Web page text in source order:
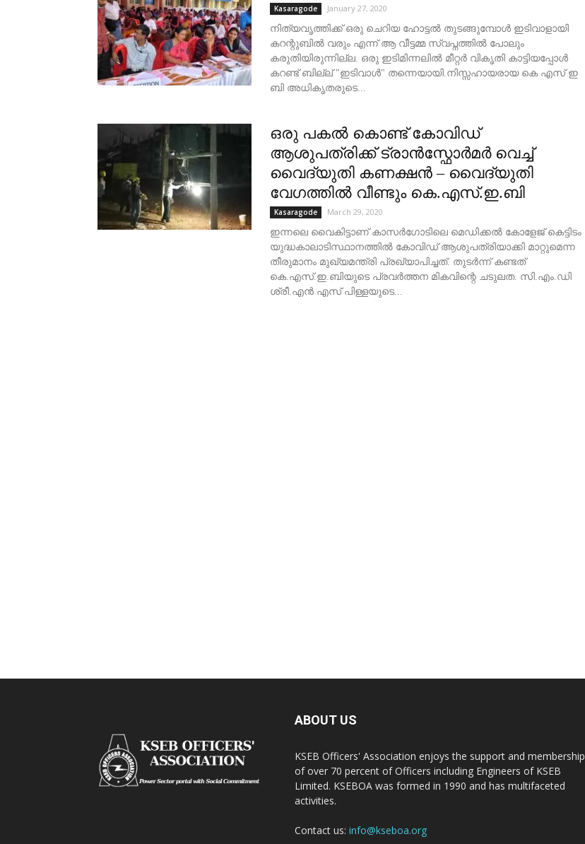
Kasaragode
January 27, 2020
നിത്യവൃത്തിക്ക് ഒരു ചെറിയ ഹോട്ടൽ തുടങ്ങുമ്പോൾ ഇടിവാളായി
കറന്റുബിൽ വരും എന്ന് ആ വീട്ടമ്മ സ്വപ്നത്തിൽ പോലും
കരുതിയിരുന്നില്ല. ഒരു ഇടിമിന്നലിൽ മീറ്റർ വികൃതി കാട്ടിയപ്പോൾ
കറണ്ട് ബില്ല് "ഇടിവാൾ" തന്നെയായി.നിസ്സഹായരായ കെ എസ് ഇ
ബി അധികൃതരുടെ...
ഒരു പകൽ കൊണ്ട് കോവിഡ്
ആശുപത്രിക്ക് ട്രാൻസ്ഫോർമർ വെച്ച്
വൈദ്യുതി കണക്ഷൻ – വൈദ്യുതി
വേഗത്തിൽ വീണ്ടും കെ.എസ്.ഇ.ബി
Kasaragode
March 29, 2020
ഇന്നലെ വൈകിട്ടാണ് കാസർഗോടിലെ മെഡിക്കൽ കോളേജ് കെട്ടിടം
യുദ്ധകാലാടിസ്ഥാനത്തിൽ കോവിഡ് ആശുപത്രിയാക്കി മാറ്റുമെന്ന
തീരുമാനം മുഖ്യമന്ത്രി പ്രഖ്യാപിച്ചത്. തുടർന്ന് കണ്ടത്
കെ.എസ്.ഇ.ബിയുടെ പ്രവർത്തന മികവിന്റെ ചടുലത. സി.എം.ഡി
ശ്രീ.എൻ എസ് പിള്ളയുടെ...
ABOUT US
KSEB Officers' Association enjoys the support and membership
of over 70 percent of Officers including Engineers of KSEB
Limited. KSEBOA was formed in 1990 and has multifaceted
activities.
Contact us: info@kseboa.org